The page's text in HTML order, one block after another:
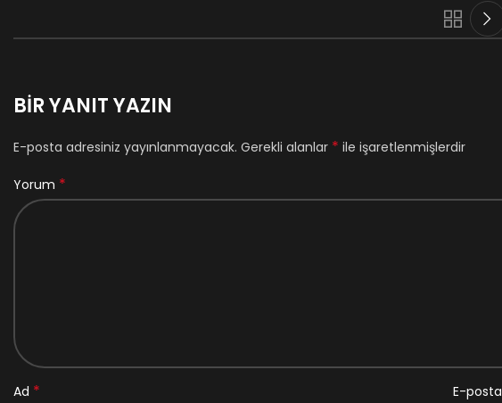
BIR YANIT YAZIN
E-posta adresiniz yayınlanmayacak. Gerekli alanlar * ile işaretlenmişlerdir
Yorum *
Ad * E-posta